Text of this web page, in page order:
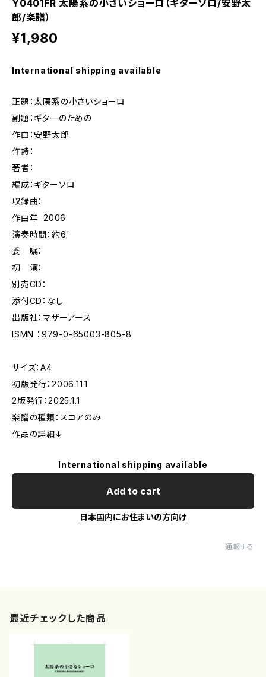
Y0401FR 太陽系の小さいショーロ（ギターソロ/安野太
郎/楽譜）
¥1,980
International shipping available
正題：太陽系の小さいショーロ
副題：ギターのための
作曲：安野太郎
作詩：
著者：
編成：ギターソロ
収録曲：
作曲年 :2006
演奏時間：約6'
委 嘱：
初 演：
別売CD：
添付CD：なし
出版社：マザーアース
ISMN ：979-0-65003-805-8
サイズ：A4
初版発行：2006.11.1
2版発行：2025.1.1
楽譜の種類：スコアのみ
作品の詳細↓
International shipping available
Add to cart
日本国内にお住まいの方向け
通報する
最近チェックした商品